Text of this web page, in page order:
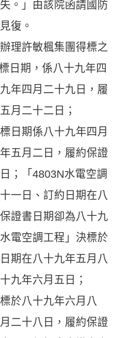
。」由該院函請國防
復。
許敏楓集團得標之
日期，係八十九年四
年四月二十九日，履
月二十二日；
日期係八十九年四月
五月二日，履約保證
；「4803N水電空調
一日、訂約日期在八
證書日期卻為八十九
電空調工程」決標於
期在八十九年五月八
九年六月五日；
於八十九年六月八
二十八日，履約保證